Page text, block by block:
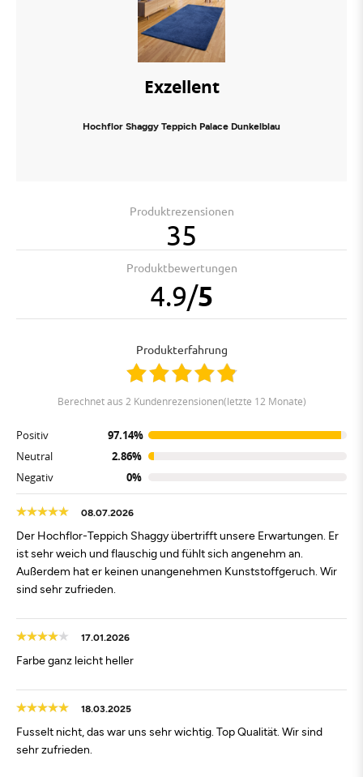
Exzellent
Hochflor Shaggy Teppich Palace Dunkelblau
Produktrezensionen
35
Produktbewertungen
4.9/5
Produkterfahrung
berechnet aus 2 Kundenrezensionen(letzte 12 Monate)
Positiv
97.14%
Neutral
2.86%
Negativ
0%
08.07.2026
Der Hochflor-Teppich Shaggy übertrifft unsere Erwartungen. Er
ist sehr weich und flauschig und fühlt sich angenehm an.
Außerdem hat er keinen unangenehmen Kunststoffgeruch. Wir
sind sehr zufrieden.
17.01.2026
Farbe ganz leicht heller
18.03.2025
Fusselt nicht, das war uns sehr wichtig. Top Qualität. Wir sind
sehr zufrieden.